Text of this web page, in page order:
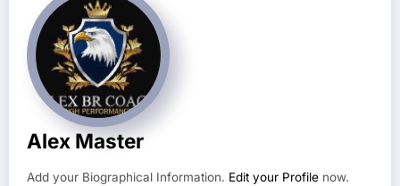
Alex Master
Add your Biographical Information. Edit your Profile now.